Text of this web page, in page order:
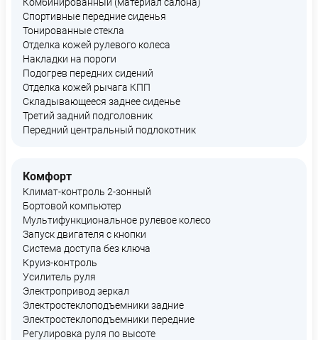
Спортивные передние сиденья
Тонированные стекла
Отделка кожей рулевого колеса
Накладки на пороги
Подогрев передних сидений
Отделка кожей рычага КПП
Складывающееся заднее сиденье
Третий задний подголовник
Передний центральный подлокотник
Комфорт
Климат-контроль 2-зонный
Бортовой компьютер
Мультифункциональное рулевое колесо
Запуск двигателя с кнопки
Система доступа без ключа
Круиз-контроль
Усилитель руля
Электропривод зеркал
Электростеклоподъемники задние
Электростеклоподъемники передние
Регулировка руля по высоте